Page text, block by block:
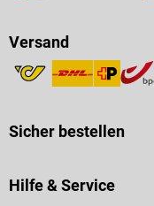
Versand
Sicher bestellen
Hilfe & Service